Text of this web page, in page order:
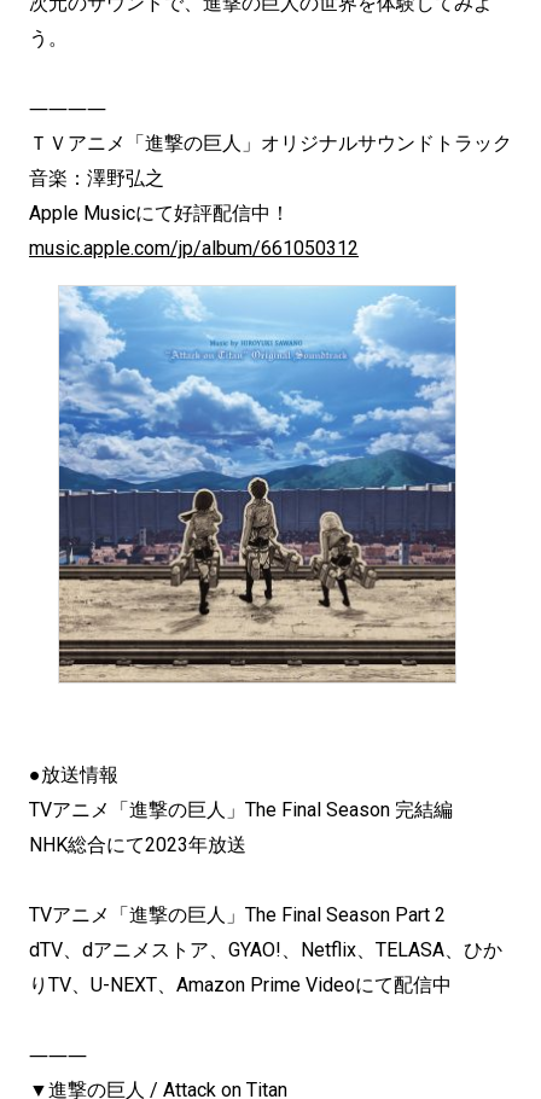
う。
――――
ＴＶアニメ「進撃の巨人」オリジナルサウンドトラック
音楽：澤野弘之
Apple Musicにて好評配信中！
music.apple.com/jp/album/661050312
●放送情報
TVアニメ「進撃の巨人」The Final Season 完結編
NHK総合にて2023年放送
TVアニメ「進撃の巨人」The Final Season Part 2
dTV、dアニメストア、GYAO!、Netflix、TELASA、ひか
りTV、U-NEXT、Amazon Prime Videoにて配信中
―――
▼進撃の巨人 / Attack on Titan